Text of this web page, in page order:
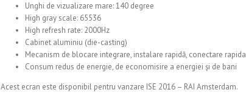
Unghi de vizualizare mare: 140 degree
High gray scale: 65536
High refresh rate: 2000Hz
Cabinet aluminiu (die-casting)
Mecanism de blocare integrare, instalare rapidă, conectare rapida
Consum redus de energie, de economisire a energiei și de bani
Acest ecran este disponibil pentru vanzare ISE 2016 – RAI Amsterdam.